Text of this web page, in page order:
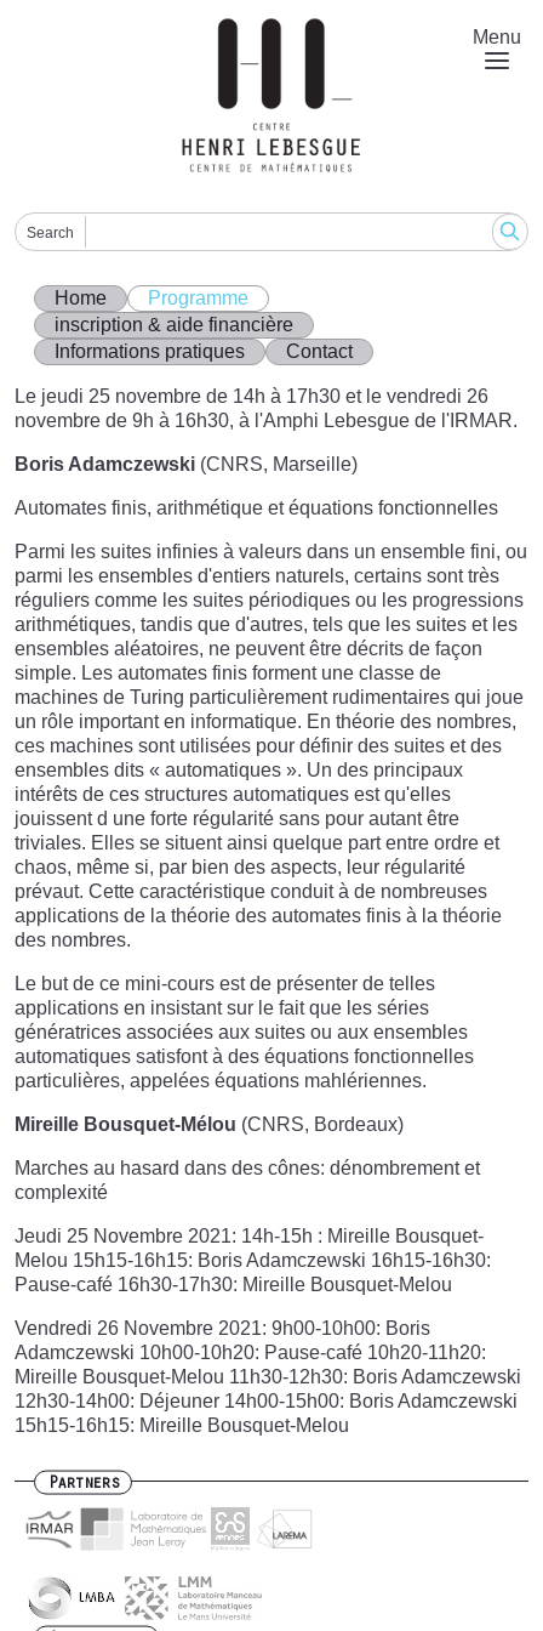
Menu
Search
Home
Programme
inscription & aide financière
Informations pratiques
Contact
Le jeudi 25 novembre de 14h à 17h30 et le vendredi 26
novembre de 9h à 16h30, à l'Amphi Lebesgue de l'IRMAR.
Boris Adamczewski (CNRS, Marseille)
Automates finis, arithmétique et équations fonctionnelles
Parmi les suites infinies à valeurs dans un ensemble fini, ou
parmi les ensembles d'entiers naturels, certains sont très
réguliers comme les suites périodiques ou les progressions
arithmétiques, tandis que d'autres, tels que les suites et les
ensembles aléatoires, ne peuvent être décrits de façon
simple. Les automates finis forment une classe de
machines de Turing particulièrement rudimentaires qui joue
un rôle important en informatique. En théorie des nombres,
ces machines sont utilisées pour définir des suites et des
ensembles dits « automatiques ». Un des principaux
intérêts de ces structures automatiques est qu'elles
jouissent d une forte régularité sans pour autant être
triviales. Elles se situent ainsi quelque part entre ordre et
chaos, même si, par bien des aspects, leur régularité
prévaut. Cette caractéristique conduit à de nombreuses
applications de la théorie des automates finis à la théorie
des nombres.
Le but de ce mini-cours est de présenter de telles
applications en insistant sur le fait que les séries
génératrices associées aux suites ou aux ensembles
automatiques satisfont à des équations fonctionnelles
particulières, appelées équations mahlériennes.
Mireille Bousquet-Mélou (CNRS, Bordeaux)
Marches au hasard dans des cônes: dénombrement et
complexité
Jeudi 25 Novembre 2021: 14h-15h : Mireille Bousquet-
Melou 15h15-16h15: Boris Adamczewski 16h15-16h30:
Pause-café 16h30-17h30: Mireille Bousquet-Melou
Vendredi 26 Novembre 2021: 9h00-10h00: Boris
Adamczewski 10h00-10h20: Pause-café 10h20-11h20:
Mireille Bousquet-Melou 11h30-12h30: Boris Adamczewski
12h30-14h00: Déjeuner 14h00-15h00: Boris Adamczewski
15h15-16h15: Mireille Bousquet-Melou
Partners